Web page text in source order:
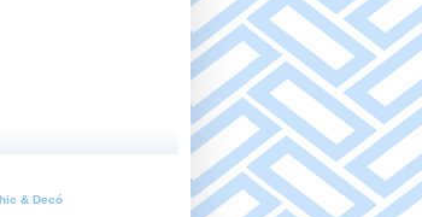
& Decó